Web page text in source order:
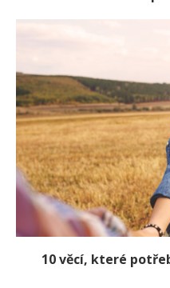
10 věcí, které